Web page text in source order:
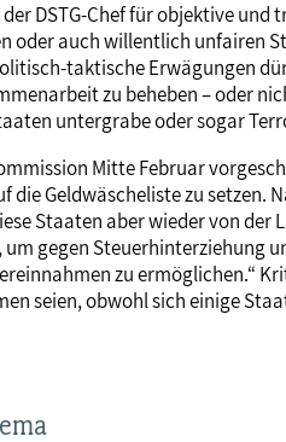
DSTG-Chef für objektive
oder auch willentlich unfairen
taktische Erwägungen
zu beheben – oder
untergrabe oder sogar
Mitte Februar
die Geldwäscheliste zu
Staaten aber wieder von der
um gegen Steuerhinterziehung
zu ermöglichen.“
seien, obwohl sich einige